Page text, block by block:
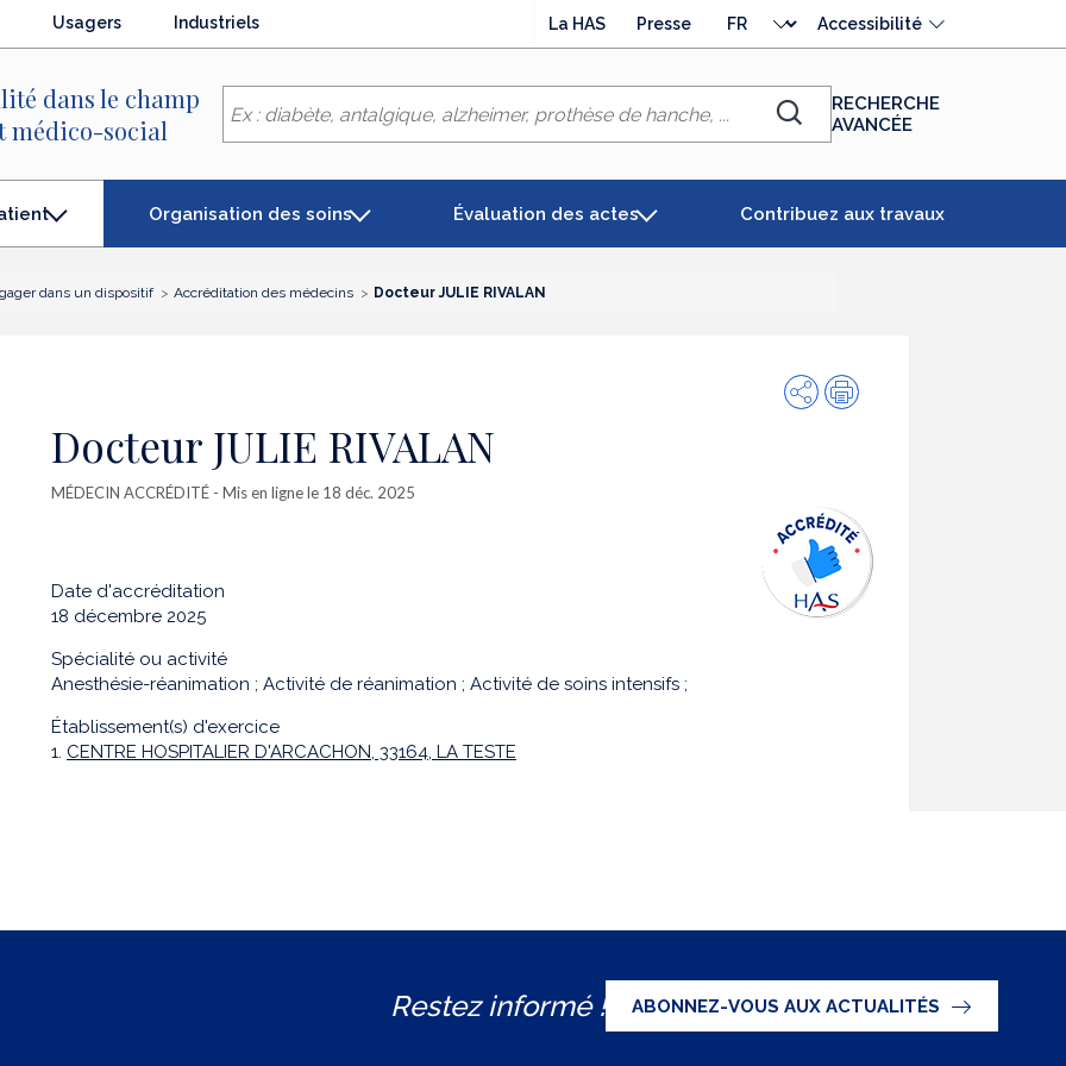
Usagers Industriels La HAS Presse
langue
Accessibilité
dans le champ
médico-social
Chercher
RECHERCHE
AVANCÉE
Organisation des soins Évaluation des actes Contribuez aux travaux
dans un dispositif Accréditation des médecins Docteur JULIE RIVALAN
PartagerImpression
Docteur JULIE RIVALAN
MÉDECIN ACCRÉDITÉ - Mis en ligne le 18 déc. 2025
Date d'accréditation
18 décembre 2025
Spécialité ou activité
Anesthésie-réanimation ; Activité de réanimation ; Activité de soins intensifs ;
Établissement(s) d'exercice
1. CENTRE HOSPITALIER D'ARCACHON, 33164, LA TESTE
Restez informé ! ABONNEZ-VOUS AUX ACTUALITÉS